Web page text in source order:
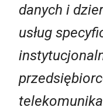
danych i
usług